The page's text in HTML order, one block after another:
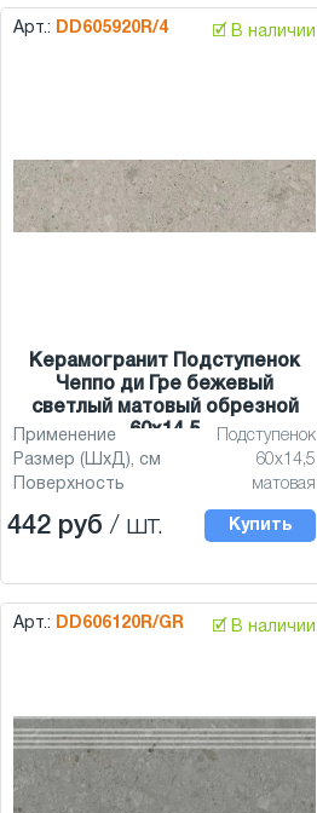
Арт.: DD605920R/4 🗹 В наличии
Керамогранит Подступенок
Чеппо ди Гре бежевый
светлый матовый обрезной
60x14,5
Применение
Подступенок
Размер (ШхД), см
60x14,5
Поверхность
матовая
442 руб / шт. Купить
Арт.: DD606120R/GR 🗹 В наличии